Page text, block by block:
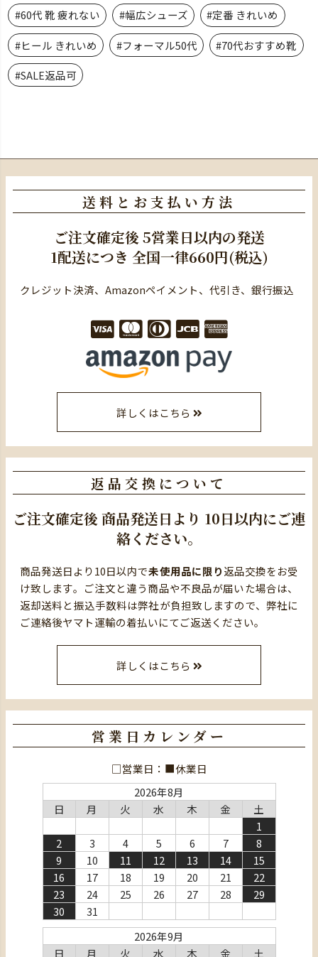
#60代 靴 疲れない #幅広シューズ #定番 きれいめ
#ヒール きれいめ #フォーマル50代 #70代おすすめ靴
#SALE返品可
送料とお支払い方法
ご注文確定後5営業日以内の発送
1配送につき 全国一律660円(税込)
クレジット決済、Amazonペイメント、代引き、銀行振込
詳しくはこちら
返品交換について
ご注文確定後商品発送日より 10日以内にご連
絡ください。
商品発送日より10日以内で未使用品に限り返品交換をお受
け致します。ご注文と違う商品や不良品が届いた場合は、
返却送料と振込手数料は弊社が負担致しますので、弊社に
ご連絡後ヤマト運輸の着払いにてご返送ください。
詳しくはこちら
営業日カレンダー
□営業日：■休業日
2026年8月
日
月 火 水 木 金
土
1
2
3 4 5 6 7
8
9
10 11 12 13 14
15
16
17 18 19 20 21
22
23
24 25 26 27 28
29
30
31
2026年9月
日
月 火 水 木 金
土